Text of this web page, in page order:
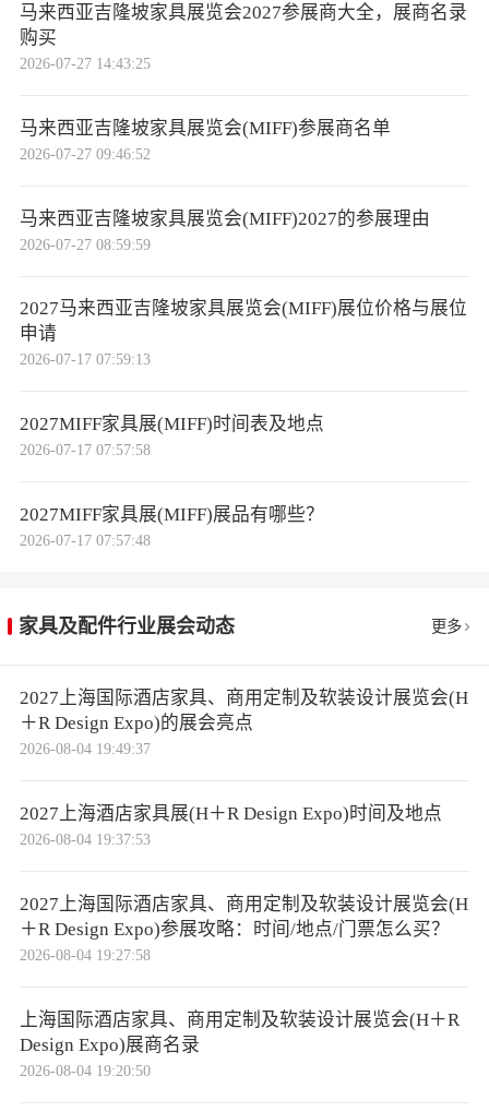
次，达成初步合作意向百余项。
同期活动丰富多彩
邀请设计师为5至9岁儿童打造兼具想象力与实用性
的卧室家具。新推出的MIFF FDC CLUB致力于联
态系统，会员可享行业专属资源，包括工厂实地考
FF与广州设计周合作推出，旨在提升亚洲设计在全
球舞台的影响力。第二届我最喜爱的国际设计奖聚
焦展示本区域杰出的建筑和室内设计作品。展会还
奖、卓越家具大奖、工业座谈会等活动。
MIFF Furniverse应用程序，提供互动展位图、智能
买家配对系统及高效导航工具，使访客可虚拟参
目，主办方即实际种植一棵树。展会还首次推出Da
荐、工厂参访及货运整合服务，并配合专题研讨
会、设计对谈、精选系列展示及其他相关举措，全
行业反响热烈。参展商和观众普遍反馈MIFF仍然是
全球家具专业人士会面、连接和推动增长的关键市
E）建立国际商贸合作伙伴关系，借助其全球网络
资源，进一步向世界推广马来西亚家具产业。展会
破，刷新上届13.1亿美元的记录。与会者认为，MI
FF不仅是品牌展示与商贸对接的平台，更是洞察行
业趋势、探索家具产业智能化与可持续发展路径的
马来西亚吉隆坡家具展览会2027参展商大全，展商名录
购买
2026-07-27 14:43:25
马来西亚吉隆坡家具展览会(MIFF)参展商名单
2026-07-27 09:46:52
马来西亚吉隆坡家具展览会(MIFF)2027的参展理由
2026-07-27 08:59:59
2027马来西亚吉隆坡家具展览会(MIFF)展位价格与展位
申请
2026-07-17 07:59:13
2027MIFF家具展(MIFF)时间表及地点
2026-07-17 07:57:58
2027MIFF家具展(MIFF)展品有哪些？
2026-07-17 07:57:48
家具及配件行业展会动态 更多
2027上海国际酒店家具、商用定制及软装设计展览会(H
＋R Design Expo)的展会亮点
2026-08-04 19:49:37
2027上海酒店家具展(H＋R Design Expo)时间及地点
2026-08-04 19:37:53
2027上海国际酒店家具、商用定制及软装设计展览会(H
＋R Design Expo)参展攻略：时间/地点/门票怎么买？
2026-08-04 19:27:58
上海国际酒店家具、商用定制及软装设计展览会(H＋R
Design Expo)展商名录
2026-08-04 19:20:50